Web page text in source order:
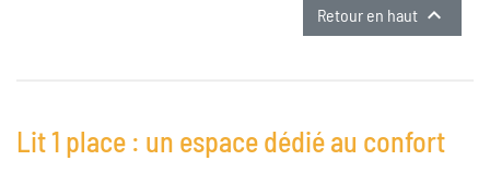
Retour en haut 
Lit 1 place : un espace dédié au confort